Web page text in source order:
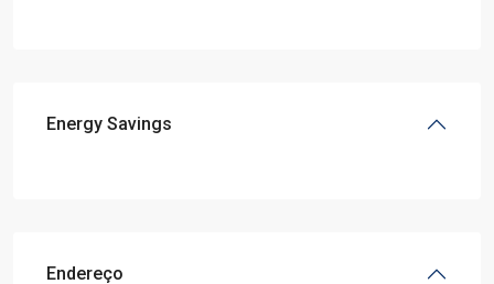
Energy Savings
Endereço